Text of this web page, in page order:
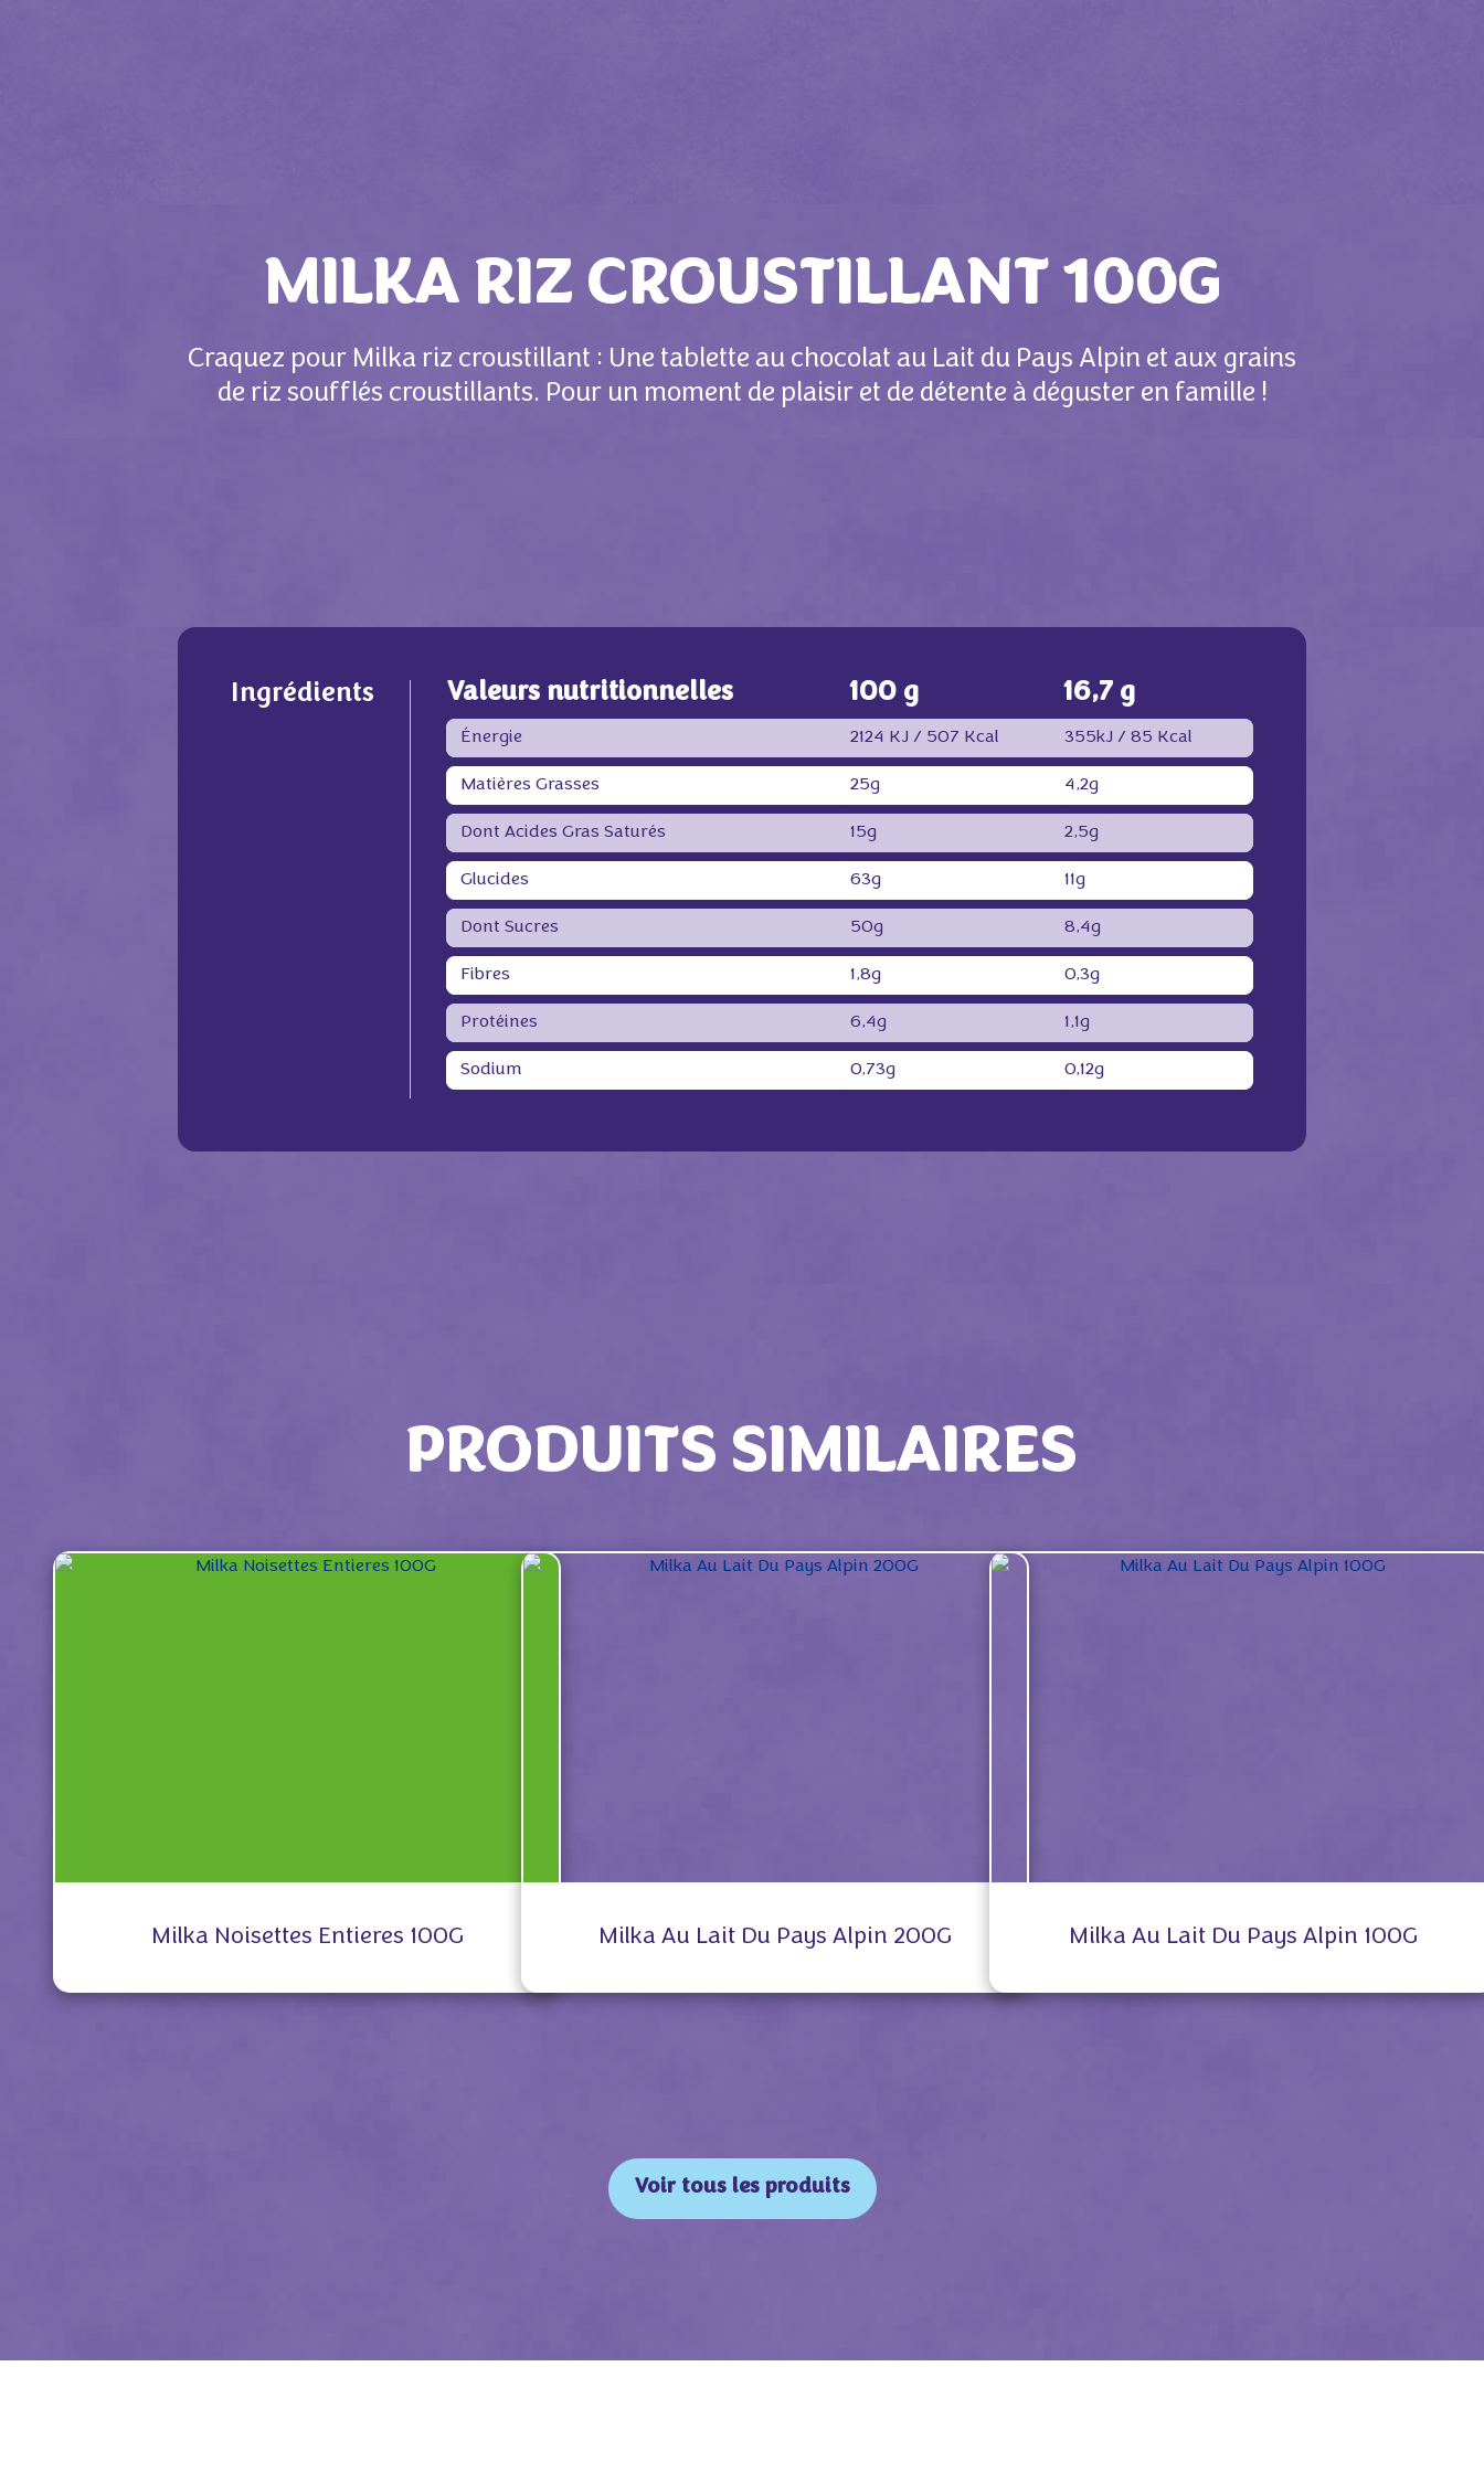
MILKA RIZ CROUSTILLANT 100G
Craquez pour Milka riz croustillant : Une tablette au chocolat au Lait du Pays Alpin et aux grains
de riz soufflés croustillants. Pour un moment de plaisir et de détente à déguster en famille !
Ingrédients Valeurs nutritionnelles 100 g 16,7 g
Énergie 2124 KJ / 507 Kcal 355kJ / 85 Kcal
Matières Grasses 25g 4,2g
Dont Acides Gras Saturés 15g 2,5g
Glucides 63g 11g
Dont Sucres 50g 8,4g
Fibres 1,8g 0,3g
Protéines 6,4g 1,1g
Sodium 0,73g 0,12g
PRODUITS SIMILAIRES
Milka Noisettes Entieres 100G Milka Au Lait Du Pays Alpin 200G Milka Au Lait Du Pays Alpin 100G
Voir tous les produits